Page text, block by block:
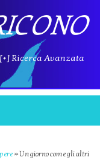
[+] Ricerca Avanzata
»Un giorno come gli altri